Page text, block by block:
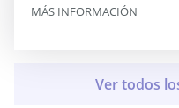
MÁS INFORMACIÓN